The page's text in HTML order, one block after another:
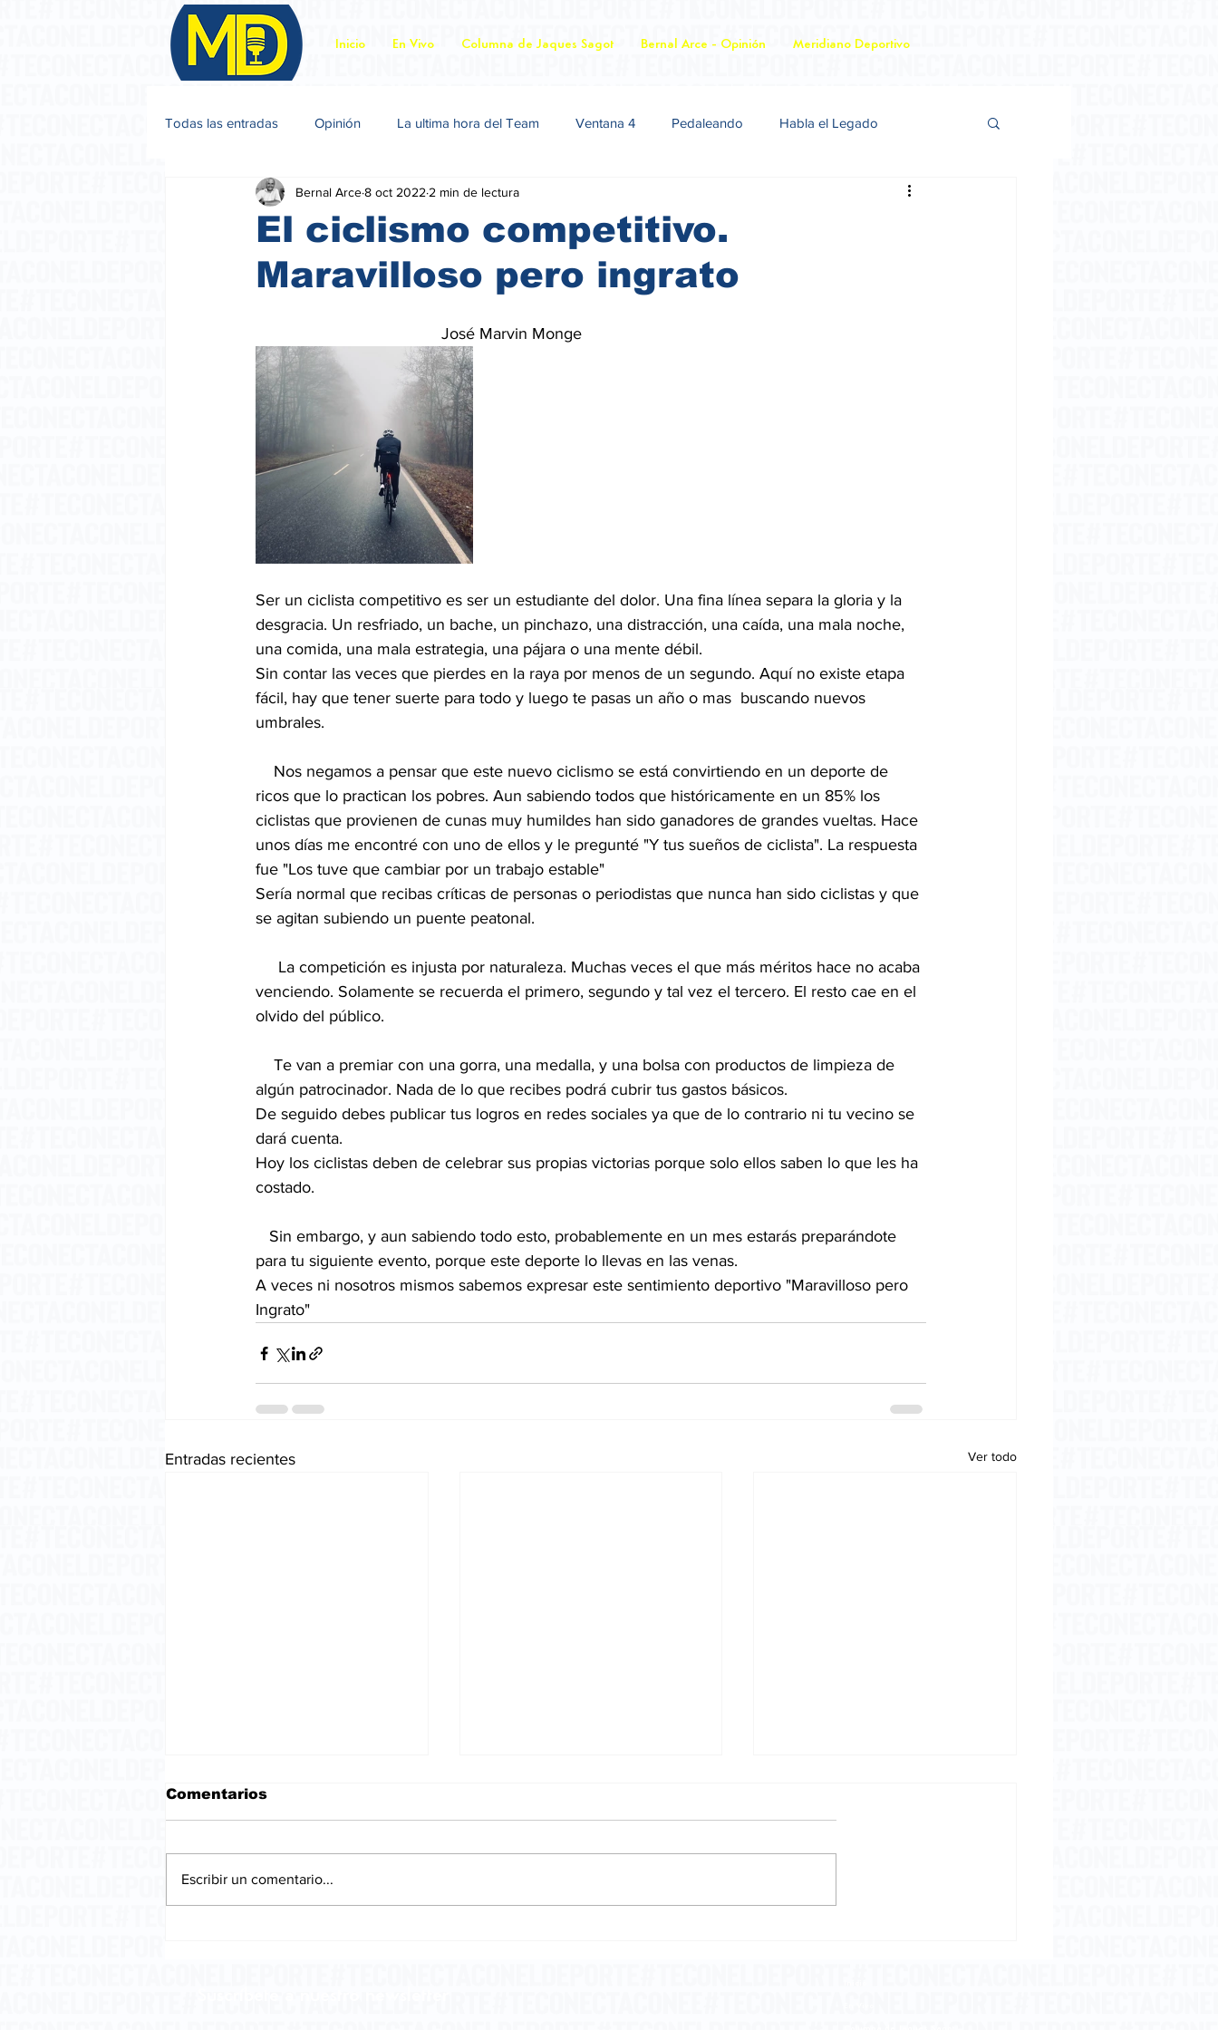
Inicio En Vivo Columna de Jaques Sagot Bernal Arce - Opinión Meridiano Deportivo
Todas las entradas Opinión La ultima hora del Team Ventana 4 Pedaleando Habla el Legado
Jacques Sagot
El ciclismo competitivo.
Maravilloso pero ingrato
Bernal Arce8 oct 2022 2 min de lectura
José Marvin Monge
Ser un ciclista competitivo es ser un estudiante del dolor. Una fina línea separa la gloria y la
desgracia. Un resfriado, un bache, un pinchazo, una distracción, una caída, una mala noche,
una comida, una mala estrategia, una pájara o una mente débil.
Sin contar las veces que pierdes en la raya por menos de un segundo. Aquí no existe etapa
fácil, hay que tener suerte para todo y luego te pasas un año o mas  buscando nuevos
umbrales.
ricos que lo practican los pobres. Aun sabiendo todos que históricamente en un 85% los
ciclistas que provienen de cunas muy humildes han sido ganadores de grandes vueltas. Hace
unos días me encontré con uno de ellos y le pregunté "Y tus sueños de ciclista". La respuesta
fue "Los tuve que cambiar por un trabajo estable"
Sería normal que recibas críticas de personas o periodistas que nunca han sido ciclistas y que
se agitan subiendo un puente peatonal.
venciendo. Solamente se recuerda el primero, segundo y tal vez el tercero. El resto cae en el
olvido del público.
algún patrocinador. Nada de lo que recibes podrá cubrir tus gastos básicos.
De seguido debes publicar tus logros en redes sociales ya que de lo contrario ni tu vecino se
dará cuenta.
Hoy los ciclistas deben de celebrar sus propias victorias porque solo ellos saben lo que les ha
costado.
para tu siguiente evento, porque este deporte lo llevas en las venas.
A veces ni nosotros mismos sabemos expresar este sentimiento deportivo "Maravilloso pero
Ingrato"
Entradas recientes Ver todo
Comentarios
Escribir un comentario...